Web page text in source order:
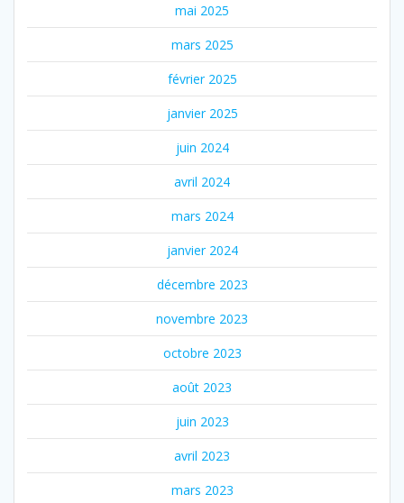
mai 2025
mars 2025
février 2025
janvier 2025
juin 2024
avril 2024
mars 2024
janvier 2024
décembre 2023
novembre 2023
octobre 2023
août 2023
juin 2023
avril 2023
mars 2023